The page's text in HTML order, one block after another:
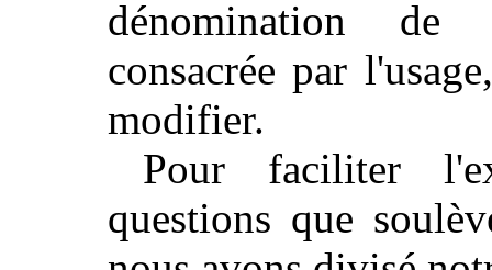
dénomination de
consacrée par
modifier.
Pour faciliter
questions que